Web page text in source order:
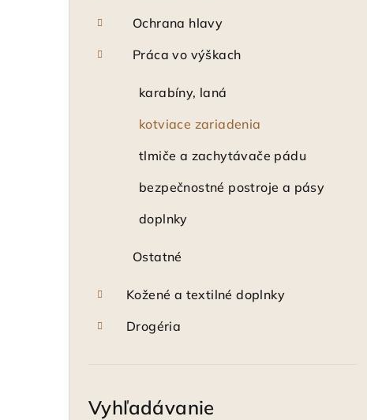
Ochrana hlavy
Práca vo výškach
karabíny, laná
kotviace zariadenia
tlmiče a zachytávače pádu
bezpečnostné postroje a pásy
doplnky
Ostatné
Kožené a textilné doplnky
Drogéria
Vyhľadávanie